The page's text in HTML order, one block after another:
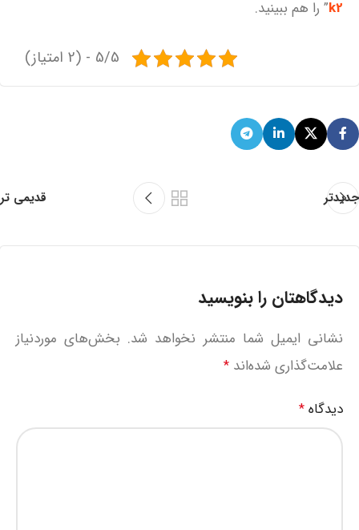
k2” را هم ببینید.
5/5 - (2 امتیاز)
جدیدتر قدیمی تر
دیدگاهتان را بنویسید
نشانی ایمیل شما منتشر نخواهد شد. بخش‌های موردنیاز
علامت‌گذاری شده‌اند *
دیدگاه *